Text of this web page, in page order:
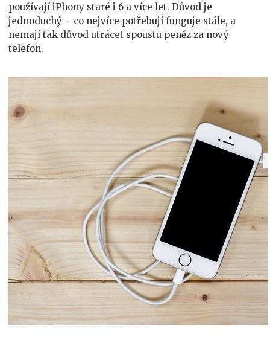
používají iPhony staré i 6 a více let. Důvod je
jednoduchý – co nejvíce potřebují funguje stále, a
nemají tak důvod utrácet spoustu peněz za nový
telefon.